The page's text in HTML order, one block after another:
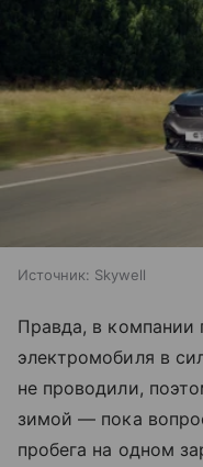
Источник: Skywell
Правда, в компании
электромобиля в
не проводили,
зимой — пока
пробега на одном